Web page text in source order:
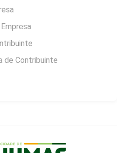
de Contribuinte